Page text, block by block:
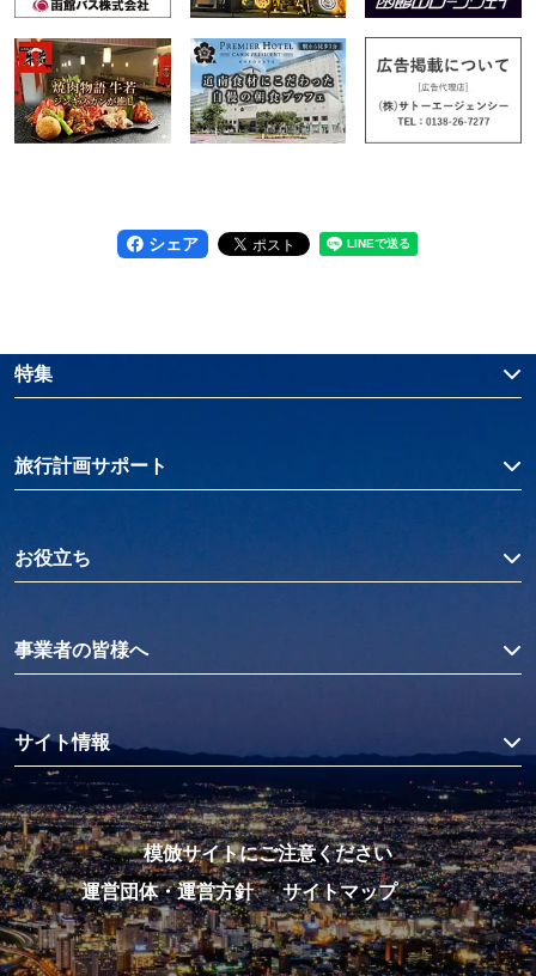
シェア
特集
旅行計画サポート
お役立ち
事業者の皆様へ
サイト情報
模倣サイトにご注意ください
運営団体・運営方針
サイトマップ